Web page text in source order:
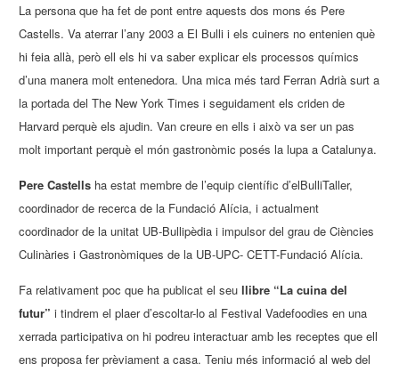
La persona que ha fet de pont entre aquests dos mons és Pere
Castells. Va aterrar l’any 2003 a El Bulli i els cuiners no entenien què
hi feia allà, però ell els hi va saber explicar els processos químics
d’una manera molt entenedora. Una mica més tard Ferran Adrià surt a
la portada del The New York Times i seguidament els criden de
Harvard perquè els ajudin. Van creure en ells i això va ser un pas
molt important perquè el món gastronòmic posés la lupa a Catalunya.
Pere Castells ha estat membre de l’equip científic d’elBulliTaller,
coordinador de recerca de la Fundació Alícia, i actualment
coordinador de la unitat UB-Bullipèdia i impulsor del grau de Ciències
Culinàries i Gastronòmiques de la UB-UPC- CETT-Fundació Alícia.
Fa relativament poc que ha publicat el seu llibre “La cuina del
futur” i tindrem el plaer d’escoltar-lo al Festival Vadefoodies en una
xerrada participativa on hi podreu interactuar amb les receptes que ell
ens proposa fer prèviament a casa. Teniu més informació al web del